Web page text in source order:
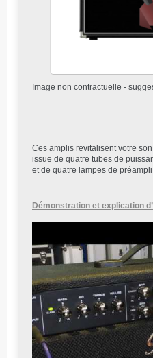
Image non contractuelle -
Ces amplis revitalisent votre
issue de quatre tubes de
et de quatre lampes de
Démonstration et explication